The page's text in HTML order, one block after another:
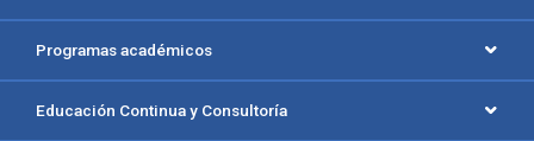
Programas académicos
Educación Continua y Consultoría